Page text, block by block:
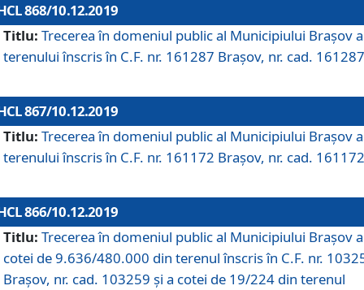
868/10.12.2019
Titlu: Trecerea în domeniul public al Municipiului Braşov a
terenului înscris în C.F. nr. 161287 Brașov, nr. cad.
867/10.12.2019
Titlu: Trecerea în domeniul public al Municipiului Braşov a
terenului înscris în C.F. nr. 161172 Brașov, nr. cad.
866/10.12.2019
Titlu: Trecerea în domeniul public al Municipiului Braşov a
cotei de 9.636/480.000 din terenul înscris în C.F. nr.
Brașov, nr. cad. 103259 și a cotei de 19/224 din terenul